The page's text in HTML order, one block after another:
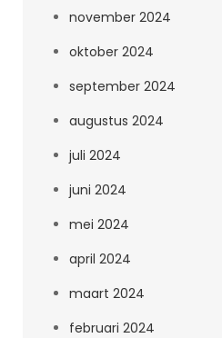
november 2024
oktober 2024
september 2024
augustus 2024
juli 2024
juni 2024
mei 2024
april 2024
maart 2024
februari 2024